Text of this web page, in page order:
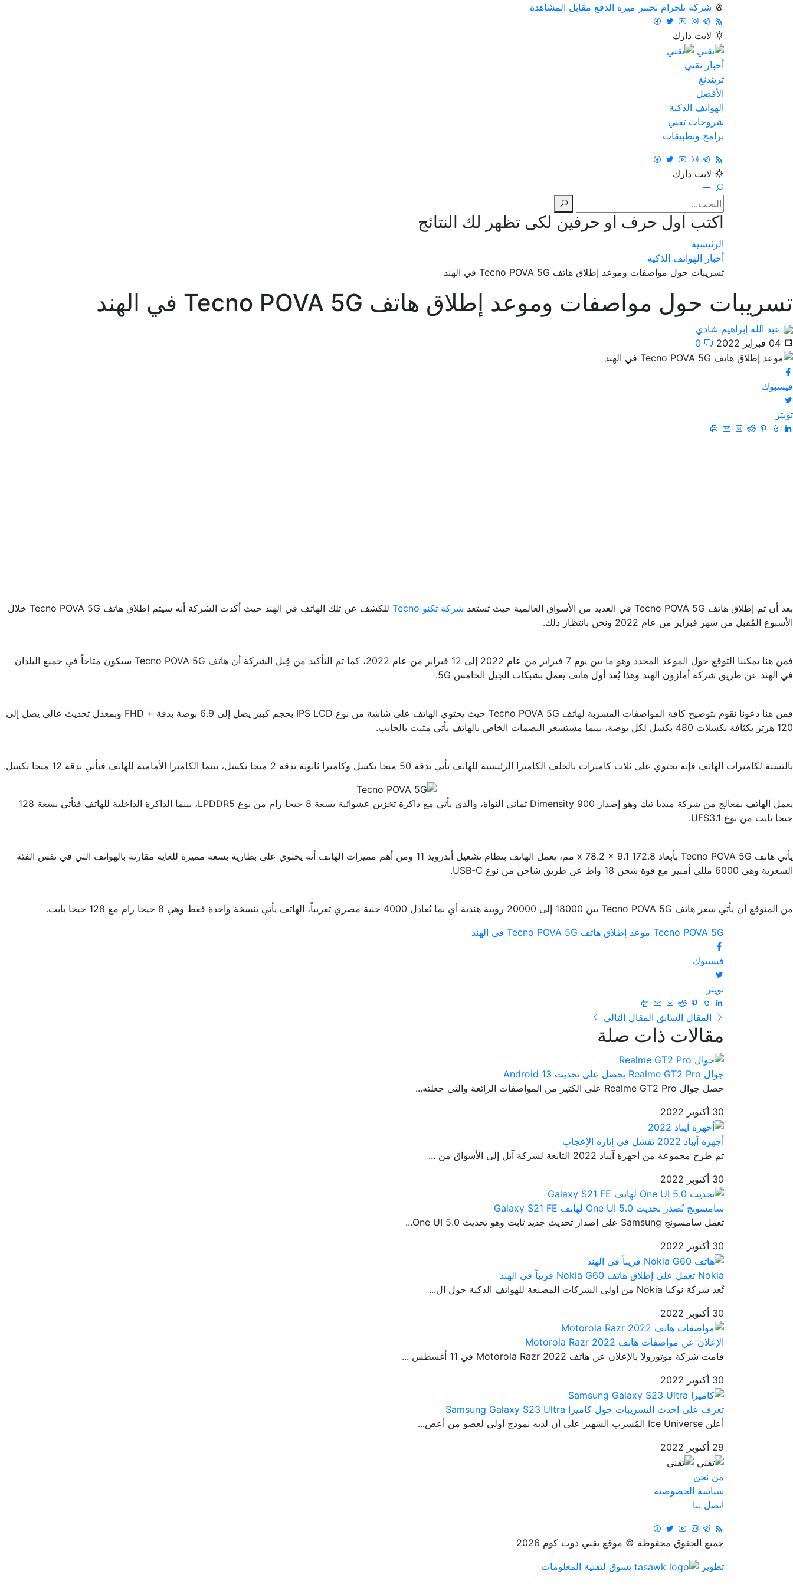
شركة تلجرام تختبر ميزة الدفع مقابل المشاهدة
لايت دارك
أخبار تقني
تريندنغ
الأفضل
الهواتف الذكية
شروحات تقني
برامج وتطبيقات
لايت دارك
اكتب اول حرف او حرفين لكى تظهر لك النتائج
الرئيسية
أخبار الهواتف الذكية
تسريبات حول مواصفات وموعد إطلاق هاتف Tecno POVA 5G في الهند
تسريبات حول مواصفات وموعد إطلاق هاتف Tecno POVA 5G في الهند
عبد الله إبراهيم شادي
04 فبراير 2022
0
فيسبوك
تويتر
بعد أن تم إطلاق هاتف Tecno POVA 5G في العديد من الأسواق العالمية حيث تستعد شركة تكنو Tecno
للكشف عن تلك الهاتف في الهند حيث أكدت الشركة أنه سيتم إطلاق هاتف Tecno POVA 5G خلال
الأسبوع المُقبل من شهر فبراير من عام 2022 ونحن بانتظار ذلك.
فمن هنا يمكننا التوقع حول الموعد المحدد وهو ما بين يوم 7 فبراير من عام 2022 إلى 12 فبراير من عام 2022، كما تم التأكيد من قِبل الشركة أن هاتف Tecno POVA 5G سيكون متاحاً في جميع البلدان
في الهند عن طريق شركة أمازون الهند وهذا يُعد أول هاتف يعمل بشبكات الجيل الخامس 5G.
فمن هنا دعونا نقوم بتوضيح كافة المواصفات المسربة لهاتف Tecno POVA 5G حيث يحتوي الهاتف على شاشة من نوع IPS LCD بحجم كبير يصل إلى 6.9 بوصة بدقة + FHD وبمعدل تحديث عالي يصل إلى
120 هرتز بكثافة بكسلات 480 بكسل لكل بوصة، بينما مستشعر البصمات الخاص بالهاتف يأتي مثبت بالجانب.
بالنسبة لكاميرات الهاتف فإنه يحتوي على ثلاث كاميرات بالخلف الكاميرا الرئيسية للهاتف تأتي بدقة 50 ميجا بكسل وكاميرا ثانوية بدقة 2 ميجا بكسل، بينما الكاميرا الأمامية للهاتف فتأتي بدقة 12 ميجا بكسل.
يعمل الهاتف بمعالج من شركة ميديا تيك وهو إصدار Dimensity 900 ثماني النواة، والذي يأتي مع ذاكرة تخزين عشوائية بسعة 8 جيجا رام من نوع LPDDR5، بينما الذاكرة الداخلية للهاتف فتأتي بسعة 128
جيجا بايت من نوع UFS3.1.
يأتي هاتف Tecno POVA 5G بأبعاد 172.8 x 78.2 x 9.1 مم، يعمل الهاتف بنظام تشغيل أندرويد 11 ومن أهم مميزات الهاتف أنه يحتوي على بطارية بسعة مميزة للغاية مقارنة بالهواتف التي في نفس الفئة
السعرية وهي 6000 مللي أمبير مع قوة شحن 18 واط عن طريق شاحن من نوع USB-C.
من المتوقع أن يأتي سعر هاتف Tecno POVA 5G بين 18000 إلى 20000 روبية هندية أي بما يُعادل 4000 جنية مصري تقريباً، الهاتف يأتي بنسخة واحدة فقط وهي 8 جيجا رام مع 128 جيجا بايت.
Tecno POVA 5G موعد إطلاق هاتف Tecno POVA 5G في الهند
فيسبوك
تويتر
المقال السابق المقال التالي
مقالات ذات صلة
جوال Realme GT2 Pro يحصل على تحديث Android 13
حصل جوال Realme GT2 Pro على الكثير من المواصفات الرائعة والتي جعلته...
30 أكتوبر 2022
أجهزة آيباد 2022 تفشل في إثارة الإعجاب
تم طرح مجموعة من أجهزة آيباد 2022 التابعة لشركة آبل إلى الأسواق من ...
30 أكتوبر 2022
سامسونج تُصدر تحديث One UI 5.0 لهاتف Galaxy S21 FE
تعمل سامسونج Samsung على إصدار تحديث جديد ثابت وهو تحديث One UI 5.0...
30 أكتوبر 2022
Nokia تعمل على إطلاق هاتف Nokia G60 قريباً في الهند
تُعد شركة نوكيا Nokia من أولى الشركات المصنعة للهواتف الذكية حول ال...
30 أكتوبر 2022
الإعلان عن مواصفات هاتف Motorola Razr 2022
قامت شركة موتورولا بالإعلان عن هاتف Motorola Razr 2022 في 11 أغسطس ...
30 أكتوبر 2022
تعرف على احدث التسريبات حول كاميرا Samsung Galaxy S23 Ultra
أعلن Ice Universe المُسرب الشهير على أن لديه نموذج أولي لعضو من أعض...
29 أكتوبر 2022
من نحن
سياسة الخصوصية
اتصل بنا
جميع الحقوق محفوظة © موقع تقني دوت كوم 2026
تطوير
تسوق لتقنية المعلومات